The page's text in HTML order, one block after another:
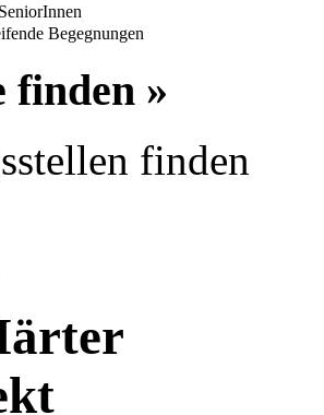
Begegnungen
finden »
finden